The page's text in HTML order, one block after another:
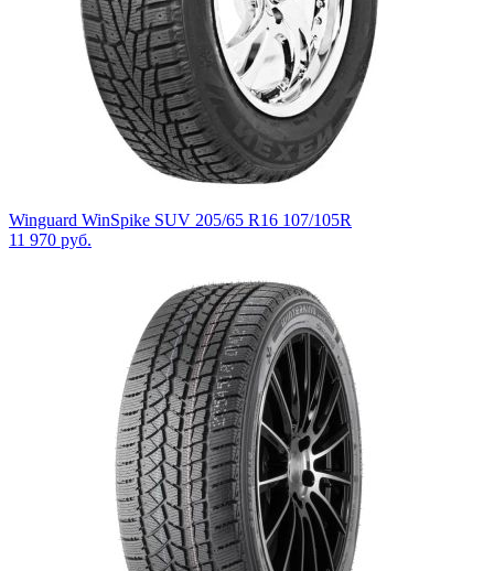
Winguard WinSpike SUV 205/65 R16 107/105R
11 970 руб.